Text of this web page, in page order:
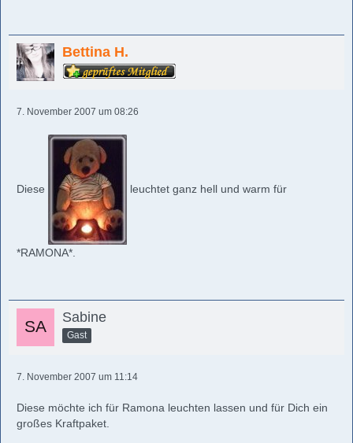
Bettina H.
7. November 2007 um 08:26
Diese leuchtet ganz hell und warm für
*RAMONA*.
Sabine
Gast
7. November 2007 um 11:14
Diese möchte ich für Ramona leuchten lassen und für Dich ein
großes Kraftpaket.